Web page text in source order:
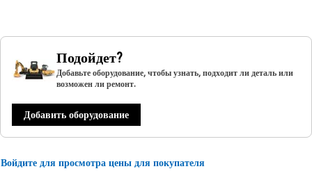
Подойдет?
Добавьте оборудование, чтобы узнать, подходит ли деталь или
возможен ли ремонт.
Добавить оборудование
Войдите для просмотра цены для покупателя